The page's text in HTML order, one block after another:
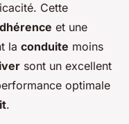
Cette
et une
la conduite moins
sont un excellent
optimale
.